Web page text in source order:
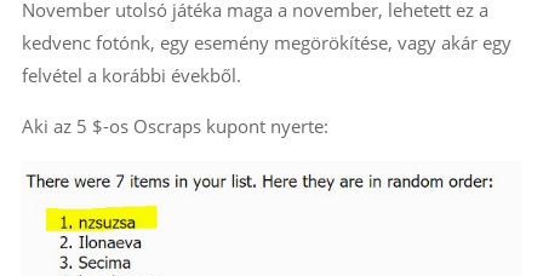
November utolsó játéka maga a november, lehetett ez a
kedvenc fotónk, egy esemény megörökítése, vagy akár egy
felvétel a korábbi évekből.
Aki az 5 $-os Oscraps kupont nyerte: